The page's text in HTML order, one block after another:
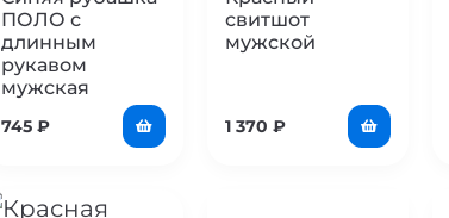
ПОЛО с
длинным
рукавом
мужская
745 ₽
свитшот
мужской
1 370₽